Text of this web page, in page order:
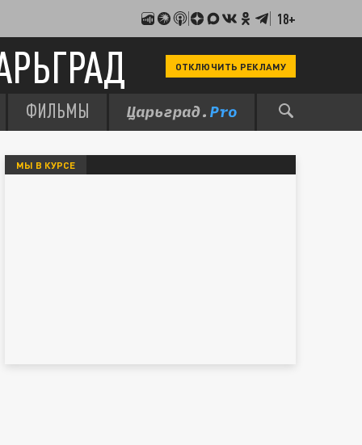
18+
ОТКЛЮЧИТЬ РЕКЛАМУ
ФИЛЬМЫ
МЫ В КУРСЕ